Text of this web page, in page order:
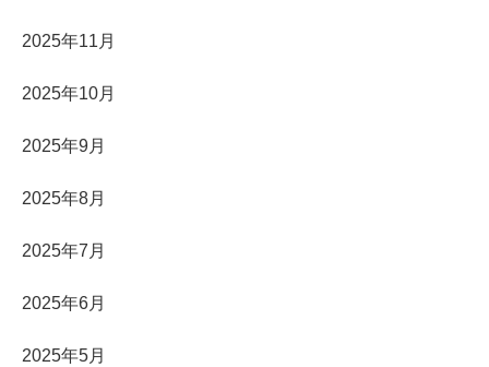
2025年11月
2025年10月
2025年9月
2025年8月
2025年7月
2025年6月
2025年5月